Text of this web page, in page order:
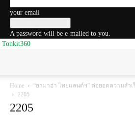
your email
A password will be e-mailed to you.
Tonkit360
Home
“ยามาฮ่า ไทยแลนด์ฯ” ต่อยอดความสำเ
2205
2205